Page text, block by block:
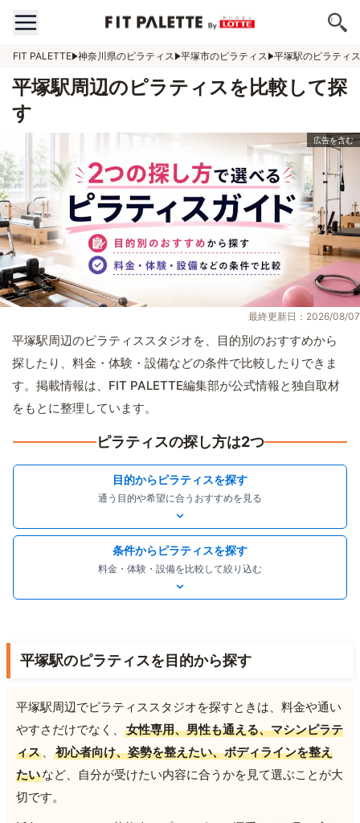
FIT PALETTE 神奈川県のピラティス 平塚市のピラティス 平塚駅のピラティス
平塚駅周辺のピラティスを比較して探
す
最終更新日：2026/08/07
平塚駅周辺のピラティススタジオを、目的別のおすすめから
探したり、料金・体験・設備などの条件で比較したりできま
す。掲載情報は、FIT PALETTE編集部が公式情報と独自取材
をもとに整理しています。
ピラティスの探し方は2つ
目的からピラティスを探す
通う目的や希望に合うおすすめを見る
条件からピラティスを探す
料金・体験・設備を比較して絞り込む
平塚駅のピラティスを目的から探す
平塚駅周辺でピラティススタジオを探すときは、料金や通い
やすさだけでなく、
女性専用、男性も通える、マシンピラテ
ィス 、
初心者向け、姿勢を整えたい、ボディラインを整え
たいなど、自分が受けたい内容に合うかを見て選ぶことが大
切です。